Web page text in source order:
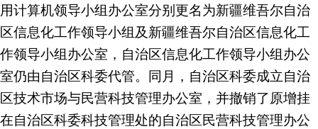
用计算机领导小组办公室分别更名为新疆维吾尔自治
区信息化工作领导小组及新疆维吾尔自治区信息化工
作领导小组办公室，自治区信息化工作领导小组办公
室仍由自治区科委代管。同月，自治区科委成立自治
区技术市场与民营科技管理办公室，并撤销了原增挂
在自治区科委科技管理处的自治区民营科技管理办公